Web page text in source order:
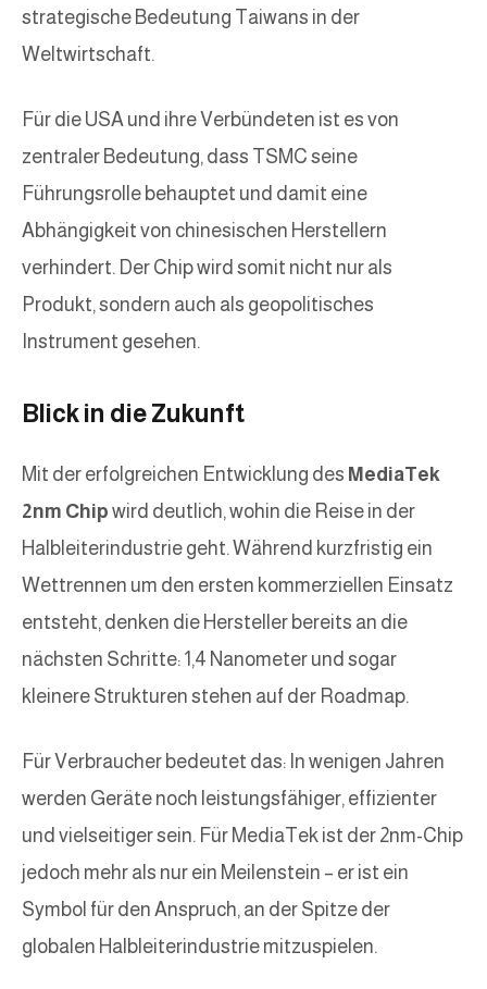
strategische Bedeutung Taiwans in der
Weltwirtschaft.
Für die USA und ihre Verbündeten ist es von
zentraler Bedeutung, dass TSMC seine
Führungsrolle behauptet und damit eine
Abhängigkeit von chinesischen Herstellern
verhindert. Der Chip wird somit nicht nur als
Produkt, sondern auch als geopolitisches
Instrument gesehen.
Blick in die Zukunft
Mit der erfolgreichen Entwicklung des MediaTek
2nm Chip wird deutlich, wohin die Reise in der
Halbleiterindustrie geht. Während kurzfristig ein
Wettrennen um den ersten kommerziellen Einsatz
entsteht, denken die Hersteller bereits an die
nächsten Schritte: 1,4 Nanometer und sogar
kleinere Strukturen stehen auf der Roadmap.
Für Verbraucher bedeutet das: In wenigen Jahren
werden Geräte noch leistungsfähiger, effizienter
und vielseitiger sein. Für MediaTek ist der 2nm-Chip
jedoch mehr als nur ein Meilenstein – er ist ein
Symbol für den Anspruch, an der Spitze der
globalen Halbleiterindustrie mitzuspielen.